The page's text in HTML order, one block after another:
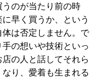
のが当たり前の時
早く買うか、という
は否定しません。で
の想いや技術といっ
の人と話してそれら
り、愛着も生まれる